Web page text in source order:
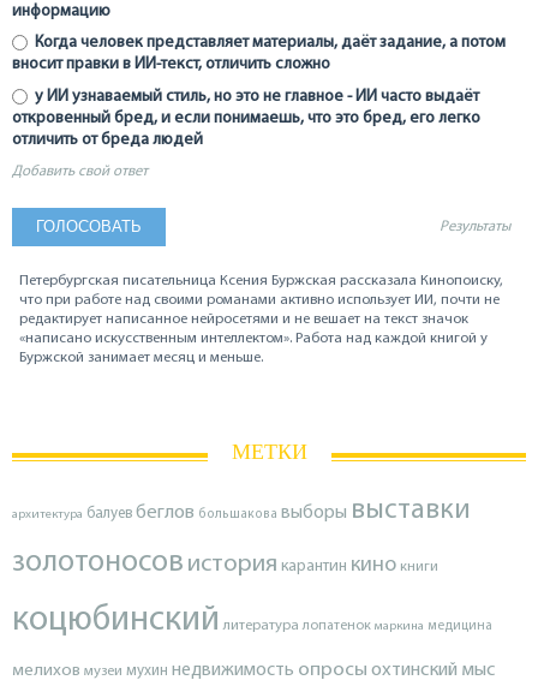
информацию
Когда человек представляет материалы, даёт задание, а потом
вносит правки в ИИ-текст, отличить сложно
у ИИ узнаваемый стиль, но это не главное - ИИ часто выдаёт
откровенный бред, и если понимаешь, что это бред, его легко
отличить от бреда людей
Добавить свой ответ
Результаты
Петербургская писательница Ксения Буржская рассказала Кинопоиску,
что при работе над своими романами активно использует ИИ, почти не
редактирует написанное нейросетями и не вешает на текст значок
«написано искусственным интеллектом». Работа над каждой книгой у
Буржской занимает месяц и меньше.
МЕТКИ
архитектура балуев беглов большакова выборы выставки
золотоносов история карантин кино книги
коцюбинский литература лопатенок маркина медицина
мелихов музеи мухин недвижимость опросы охтинский мыс